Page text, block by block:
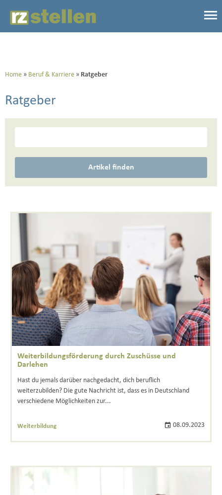
Home Beruf & Karriere Ratgeber
Ratgeber
Artikel finden
Weiterbildungsförderung durch Zuschüsse und
Darlehen
Hast du jemals darüber nachgedacht, dich beruflich
weiterzubilden? Die gute Nachricht ist, dass es in Deutschland
verschiedene Möglichkeiten zur...
Weiterbildung 08.09.2023